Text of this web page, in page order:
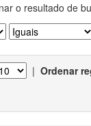
o resultado de
| Ordenar